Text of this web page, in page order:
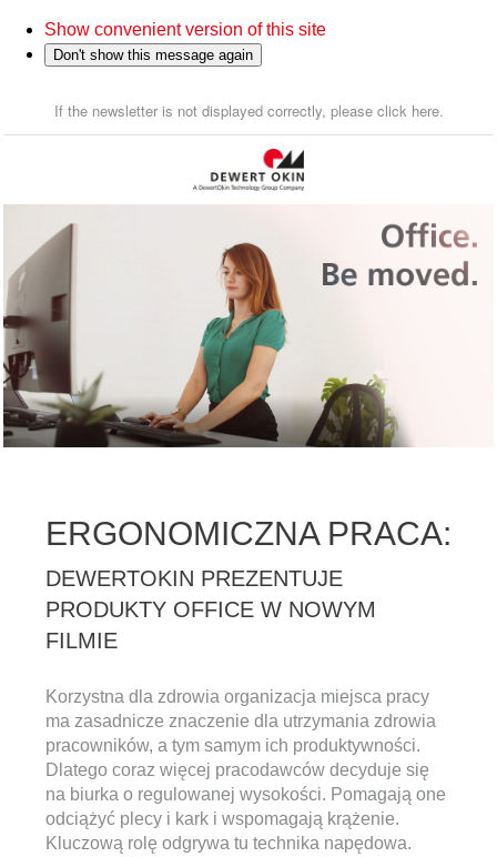
Show convenient version of this site
Don't show this message again
If the newsletter is not displayed correctly, please click here.
ERGONOMICZNA PRACA:
DEWERTOKIN PREZENTUJE
PRODUKTY OFFICE W NOWYM
FILMIE
Korzystna dla zdrowia organizacja miejsca pracy
ma zasadnicze znaczenie dla utrzymania zdrowia
pracowników, a tym samym ich produktywności.
Dlatego coraz więcej pracodawców decyduje się
na biurka o regulowanej wysokości. Pomagają one
odciążyć plecy i kark i wspomagają krążenie.
Kluczową rolę odgrywa tu technika napędowa.